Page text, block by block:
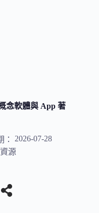
念軟體與 App 著
：
2026-07-28
源